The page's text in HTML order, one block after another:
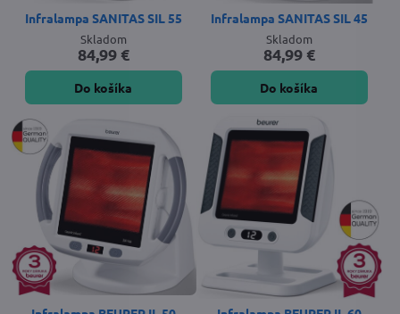
Infralampa SANITAS SIL 55
Skladom
84,99 €
Do košíka
Infralampa SANITAS SIL 45
Skladom
84,99 €
Do košíka